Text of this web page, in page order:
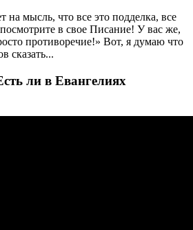
на мысль, что все это подделка, все
в свое Писание! У вас же,
противоречие!» Вот, я думаю что
сказать...
ли в Евангелиях